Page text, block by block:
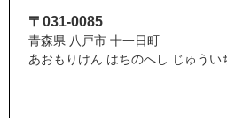
〒031-0085
青森県 八戸市 十一日町
あおもりけん はちのへし じゅうい